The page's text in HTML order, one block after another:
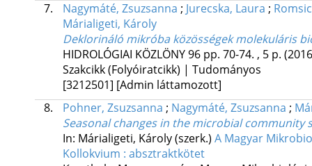
7.
Nagymáté, Zsuzsanna ; Jurecska, Laura ;
Márialigeti, Károly
Deklorináló mikróba közösségek molekuláris
HIDROLÓGIAI KÖZLÖNY96 pp. 70-74. , 5 p.
Szakcikk (Folyóiratcikk) | Tudományos
[3212501] [Admin láttamozott]
8.
Pohner, Zsuzsanna ; Nagymáté, Zsuzsanna ;
Seasonal changes in the microbial
In: Márialigeti, Károly (szerk.) A Magyar
Kollokvium : absztraktkötet